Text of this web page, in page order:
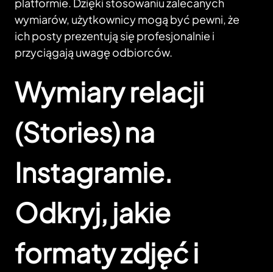
platformie. Dzięki stosowaniu zalecanych
wymiarów, użytkownicy mogą być pewni, że
ich posty prezentują się profesjonalnie i
przyciągają uwagę odbiorców.
Wymiary relacji
(Stories) na
Instagramie.
Odkryj, jakie
formaty zdjęć i